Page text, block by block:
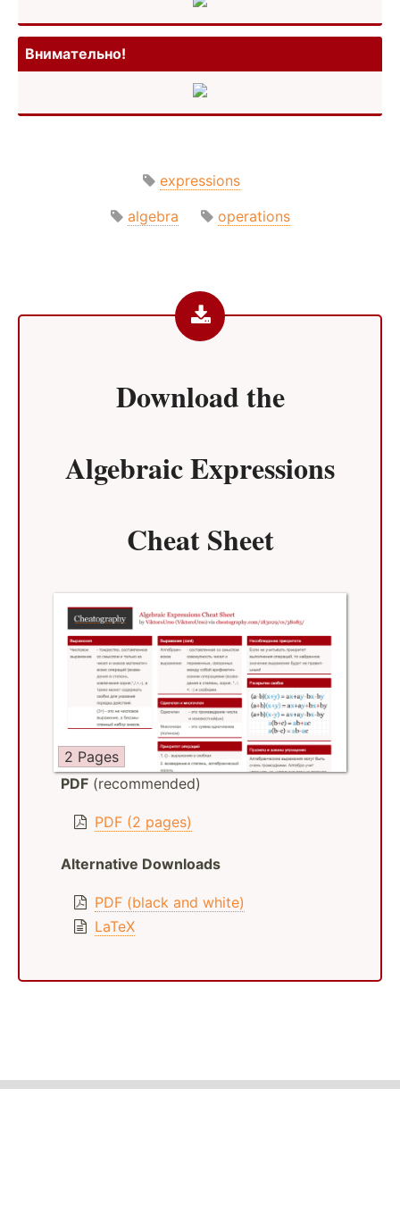
Внимат­ельно!
expressions
algebra
operations
Download the
Algebraic Expressions
Cheat Sheet
2 Pages
PDF (recommended)
PDF (2 pages)
Alternative Downloads
PDF (black and white)
LaTeX